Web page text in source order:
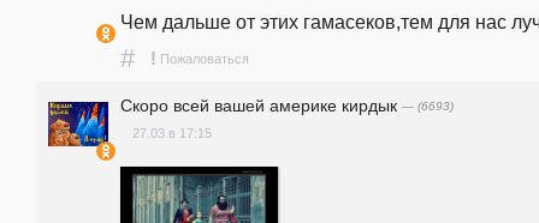
Чем дальше от этих гамасеков,тем для нас
# ! Пожаловаться
Скоро всей вашей америке кирдык — (6693)
27.03 в 17:15